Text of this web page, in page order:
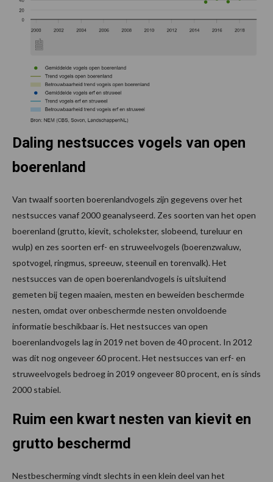
Daling nestsucces vogels van open
boerenland
Van twaalf soorten boerenlandvogels zijn gegevens over het
nestsucces vanaf 2000 geanalyseerd. Zes soorten van het open
boerenland (grutto, kievit, scholekster, slobeend, tureluur en
wulp) en zes soorten erf- en struweelvogels (boerenzwaluw,
spotvogel, ringmus, spreeuw, steenuil en torenvalk). Het
nestsucces van de open boerenlandvogels is uitsluitend
gemeten bij tegen maaien, mesten en beweiden beschermde
nesten, omdat over onbeschermde nesten onvoldoende
informatie beschikbaar is. Het nestsucces van open
boerenlandvogels lag in 2019 net boven de 40 procent. In 2012
was dit nog ongeveer 60 procent. Het nestsucces van erf- en
struweelvogels bedroeg in 2019 ongeveer 80 procent, en is sinds
2000 stabiel.
Ruim een kwart nesten van kievit en
grutto beschermd
Nestbescherming vindt slechts in een klein deel van het